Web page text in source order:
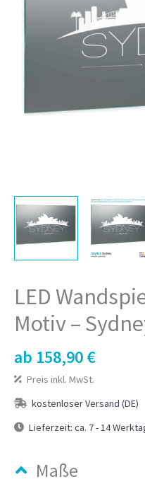
LED
Motiv –
ab 158,90€
Preis inkl. MwSt.
kostenloser Versand (DE)
Lieferzeit:ca. 7 - 14
Maße